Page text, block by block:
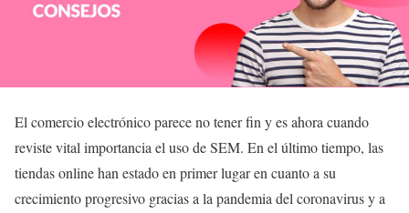
El comercio electrónico parece no tener fin y es ahora cuando
reviste vital importancia el uso de SEM. En el último tiempo, las
tiendas online han estado en primer lugar en cuanto a su
crecimiento progresivo gracias a la pandemia del coronavirus y a